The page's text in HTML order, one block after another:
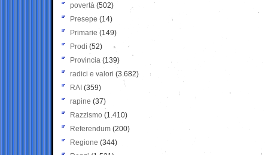
povertà (502)
Presepe (14)
Primarie (149)
Prodi (52)
Provincia (139)
radici e valori (3.682)
RAI (359)
rapine (37)
Razzismo (1.410)
Referendum (200)
Regione (344)